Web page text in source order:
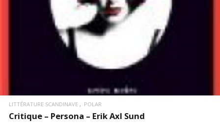
LITTÉRATURE SCANDINAVE POLAR
Critique – Persona – Erik Axl Sund